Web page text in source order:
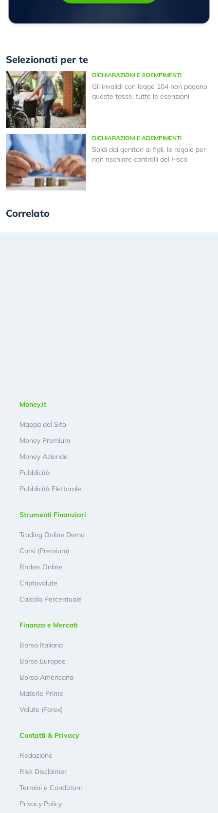
Selezionati per te
DICHIARAZIONI E ADEMPIMENTI
Gli invalidi con legge 104 non pagano
queste tasse, tutte le esenzioni
DICHIARAZIONI E ADEMPIMENTI
Soldi dai genitori ai figli, le regole per
non rischiare controlli del Fisco
Correlato
Money.it
Mappa del Sito
Money Premium
Money Aziende
Pubblicità
Pubblicità Elettorale
Strumenti Finanziari
Trading Online Demo
Corsi (Premium)
Broker Online
Criptovalute
Calcolo Percentuale
Finanza e Mercati
Borsa Italiana
Borse Europee
Borsa Americana
Materie Prime
Valute (Forex)
Contatti & Privacy
Redazione
Risk Disclaimer
Termini e Condizioni
Privacy Policy